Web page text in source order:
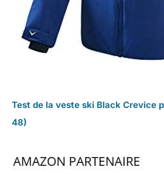
Test de la veste ski Black Crevice
48)